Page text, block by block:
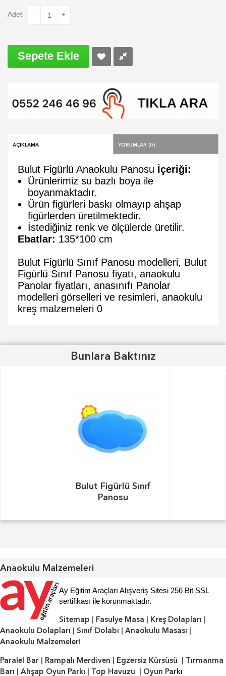
Adet - +
Sepete Ekle
Açıklama Yorumlar (0)
Bulut Figürlü Anaokulu Panosu İçeriği:
Ürünlerimiz su bazlı boya ile
boyanmaktadır.
Ürün figürleri baskı olmayıp ahşap
figürlerden üretilmektedir.
İstediğiniz renk ve ölçülerde üretilir.
Ebatlar: 135*100 cm
Bulut Figürlü Sınıf Panosu modelleri, Bulut
Figürlü Sınıf Panosu fiyatı, anaokulu
Panolar fiyatları, anasınıfı Panolar
modelleri görselleri ve resimleri, anaokulu
kreş malzemeleri 0
Bunlara Baktınız
Bulut Figürlü Sınıf
Panosu
Anaokulu Malzemeleri
Ay Eğitim Araçları Alışveriş Sitesi 256 Bit SSL
sertifikası ile korunmaktadır.
Sitemap | Fasulye Masa | Kreş Dolapları |
Anaokulu Dolapları | Sınıf Dolabı | Anaokulu Masası |
Anaokulu Malzemeleri
Paralel Bar | Rampalı Merdiven | Egzersiz Kürsüsü | Tırmanma
Barı | Ahşap Oyun Parkı | Top Havuzu | Oyun Parkı